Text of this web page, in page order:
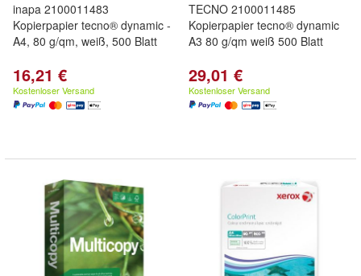
inapa 2100011483
Kopierpapier tecno® dynamic -
A4, 80 g/qm, weiß, 500 Blatt
16,21 €
Kostenloser Versand
TECNO 2100011485
Kopierpapier tecno® dynamic
A3 80 g/qm weiß 500 Blatt
29,01 €
Kostenloser Versand